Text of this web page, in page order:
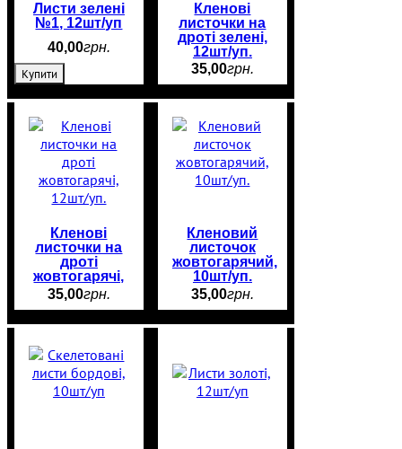
Листи зелені
№1, 12шт/уп
40,00грн.
Купити
Кленові
листочки на
дроті зелені,
12шт/уп.
35,00грн.
Кленові
листочки на
дроті
жовтогарячі,
12шт/уп.
35,00грн.
Кленовий
листочок
жовтогарячий,
10шт/уп.
35,00грн.